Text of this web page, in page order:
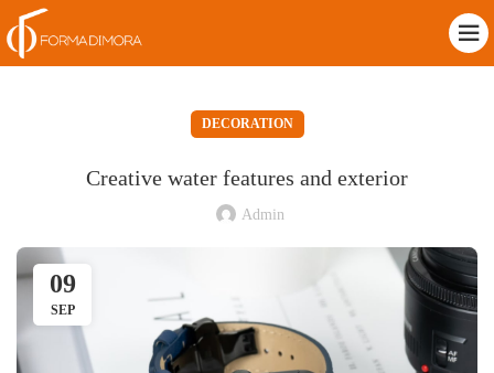
DECORATION
Creative water features and exterior
Admin
09
SEP